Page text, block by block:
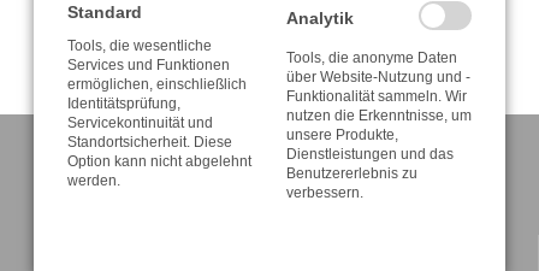
Standard
Tools, die wesentliche
Services und Funktionen
ermöglichen, einschließlich
Identitätsprüfung,
Servicekontinuität und
Standortsicherheit. Diese
Option kann nicht abgelehnt
werden.
Analytik
Tools, die anonyme Daten
über Website-Nutzung und -
Funktionalität sammeln. Wir
nutzen die Erkenntnisse, um
unsere Produkte,
Dienstleistungen und das
Benutzererlebnis zu
verbessern.